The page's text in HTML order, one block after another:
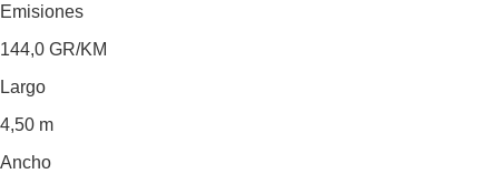
Emisiones
144,0 GR/KM
Largo
4,50 m
Ancho